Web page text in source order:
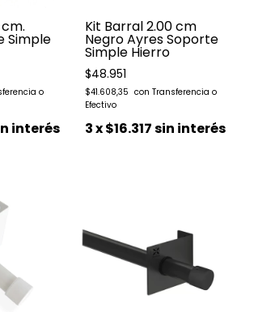
Simple
interés
Kit Barral 2.00 cm
Negro Ayres Soporte
Simple Hierro
$48.951
$41.608,35
3x$16.317sin interés